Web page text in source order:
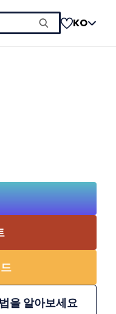
KO
을 알아보세요